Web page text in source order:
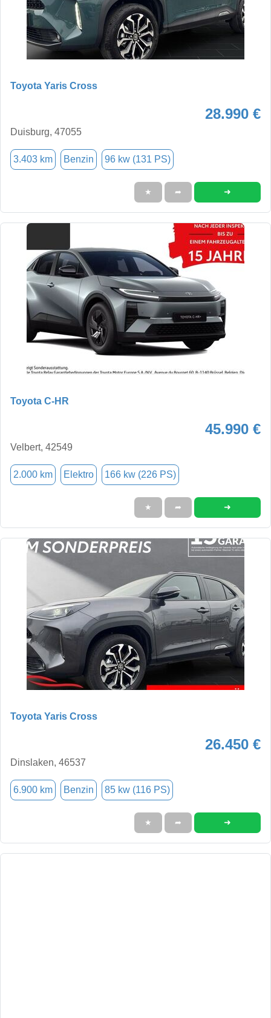
Toyota Yaris Cross
28.990 €
Duisburg, 47055
3.403 km Benzin 96 kw (131 PS)
★ ➦ ➜
Toyota C-HR
45.990 €
Velbert, 42549
2.000 km Elektro 166 kw (226 PS)
★ ➦ ➜
Toyota Yaris Cross
26.450 €
Dinslaken, 46537
6.900 km Benzin 85 kw (116 PS)
★ ➦ ➜